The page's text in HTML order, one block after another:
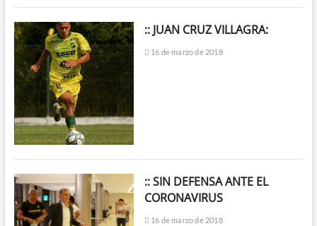
:: JUAN CRUZ VILLAGRA:
16 de marzo de 2018
:: SIN DEFENSA ANTE EL
CORONAVIRUS
16 de marzo de 2018